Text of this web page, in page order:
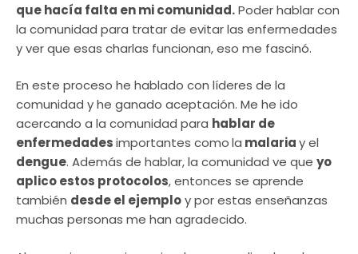
que hacía falta en mi comunidad.Poder hablar con
la comunidad para tratar de evitar las enfermedades
y ver que esas charlas funcionan, eso me fascinó.
En este proceso he hablado con líderes de la
comunidad y he ganado aceptación. Me he ido
acercando a la comunidad para hablar de
enfermedadesimportantes comola malariay el
dengue. Además de hablar, la comunidad ve que yo
aplico estos protocolos, entonces se aprende
también desde el ejemploy por estas enseñanzas
muchas personas me han agradecido.